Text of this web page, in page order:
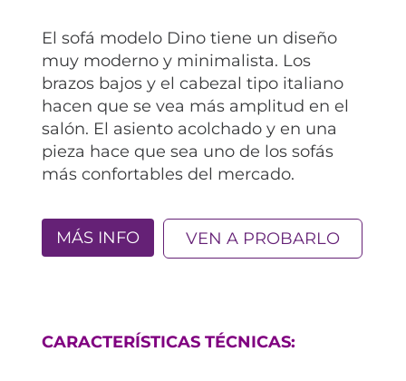
El sofá modelo Dino tiene un diseño
muy moderno y minimalista. Los
brazos bajos y el cabezal tipo italiano
hacen que se vea más amplitud en el
salón. El asiento acolchado y en una
pieza hace que sea uno de los sofás
más confortables del mercado.
MÁS INFO VEN A PROBARLO
CARACTERÍSTICAS TÉCNICAS: